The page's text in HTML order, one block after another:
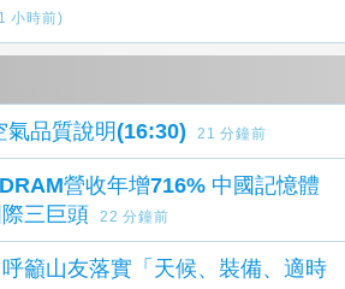
小時前)
氣品質說明(16:30) 21 分鐘前
營收年增716% 中國記憶體
三巨頭
22 分鐘前
籲山友落實「天候、裝備、適時